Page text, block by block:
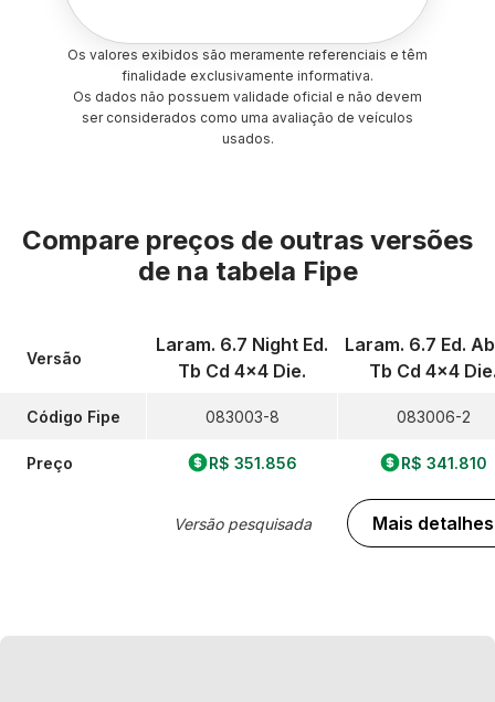
Os valores exibidos são meramente referenciais e têm
finalidade exclusivamente informativa.
Os dados não possuem validade oficial e não devem
ser considerados como uma avaliação de veículos
usados.
Compare preços de outras versões
de na tabela Fipe
Versão
Código Fipe
Preço
Laram. 6.7 Night Ed.
Tb Cd 4x4 Die.
083003-8
R$ 351.856
Versão pesquisada
Laram. 6.7 Ed.
Tb Cd 4x4
083006-2
R$ 341.810
Mais detalhes